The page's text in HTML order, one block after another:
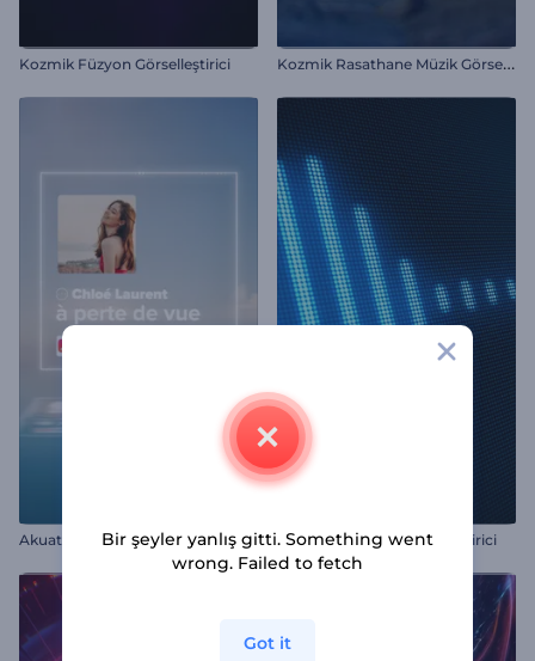
Kozmik Füzyon Görselleştirici K
ozmik Rasathane Müzik Görselleştirici
Akuatik Müzik Görselleştirici LCD Ekran Müzik Görselleştirici
Bir şeyler yanlış gitti. Something went
wrong. Failed to fetch
Got it